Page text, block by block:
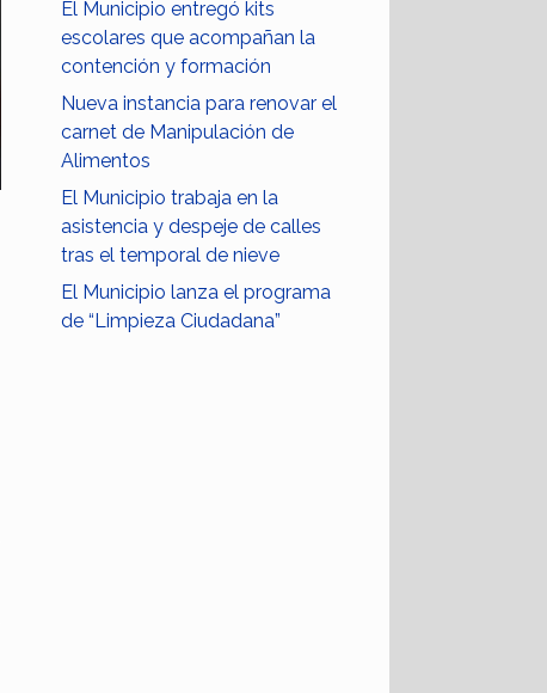
El Municipio entregó kits
escolares que acompañan la
contención y formación
Nueva instancia para renovar el
carnet de Manipulación de
Alimentos
El Municipio trabaja en la
asistencia y despeje de calles
tras el temporal de nieve
El Municipio lanza el programa
de “Limpieza Ciudadana”